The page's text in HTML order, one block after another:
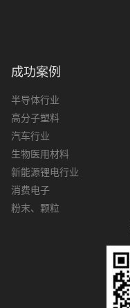
成功案例
半导体行业
高分子塑料
汽车行业
生物医用材料
新能源锂电行业
消费电子
粉末、颗粒